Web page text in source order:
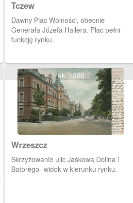
Tczew
Dawny Plac Wolności, obecnie
Generała Józefa Hallera. Plac pełni
funkcję rynku.
ok. 1900
Wrzeszcz
Skrzyżowanie ulic Jaśkowa Dolina i
Batorego- widok w kierunku rynku.